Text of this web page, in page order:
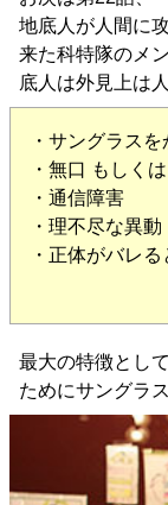
地底人が人間に
来た科特隊のメ
底人は外見上は
・サングラスを
・無口 もしく
・通信障害
・理不尽な異動
・正体がバレ
最大の特徴とし
ためにサングラ